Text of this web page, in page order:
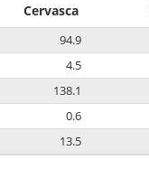
Cervasca
94.9
4.5
138.1
0.6
13.5